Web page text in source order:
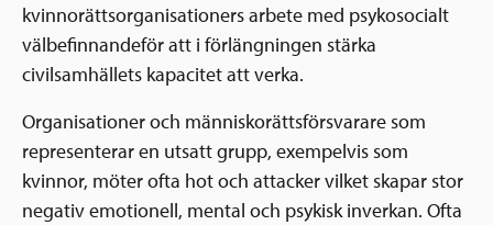
kvinnorättsorganisationers arbete med psykosocialt
välbefinnandeför att i förlängningen stärka
civilsamhällets kapacitet att verka.
Organisationer och människorättsförsvarare som
representerar en utsatt grupp, exempelvis som
kvinnor, möter ofta hot och attacker vilket skapar stor
negativ emotionell, mental och psykisk inverkan. Ofta